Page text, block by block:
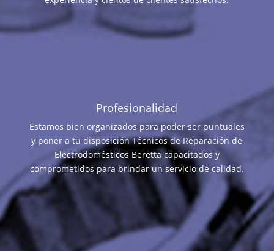
Profesionalidad
Estamos bien organizados para poder ser puntuales
y poner a tu disposición Técnicos de Reparación de
Electrodomésticos Beretta capacitados y
comprometidos para brindar un servicio de calidad.